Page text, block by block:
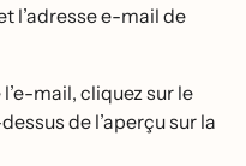
l’adresse e-mail de
mail, cliquez sur le
de l’aperçu sur la